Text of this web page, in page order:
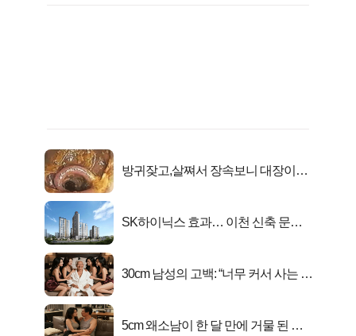
방귀잦고,살쪄서 장속보니 대장이아
SK하이닉스 효과… 이천 신축 문의
30cm 남성의 고백: “너무 커서 사는 게
5cm 왜소남이 한 달 만에 거물 된 사